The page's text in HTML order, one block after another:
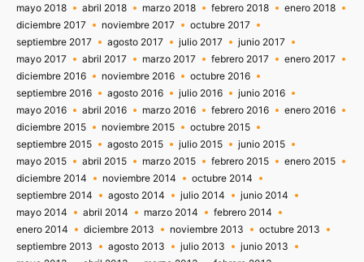
mayo 2018
abril 2018 marzo 2018 febrero 2018
enero 2018
diciembre 2017
noviembre 2017
octubre 2017
septiembre 2017
agosto 2017 julio 2017
junio 2017
mayo 2017
abril 2017 marzo 2017 febrero 2017
enero 2017
diciembre 2016
noviembre 2016
octubre 2016
septiembre 2016
agosto 2016 julio 2016
junio 2016
mayo 2016
abril 2016 marzo 2016 febrero 2016
enero 2016
diciembre 2015
noviembre 2015
octubre 2015
septiembre 2015
agosto 2015 julio 2015
junio 2015
mayo 2015
abril 2015 marzo 2015 febrero 2015
enero 2015
diciembre 2014
noviembre 2014
octubre 2014
septiembre 2014
agosto 2014 julio 2014
junio 2014
mayo 2014
abril 2014 marzo 2014
febrero 2014
enero 2014
diciembre 2013 noviembre 2013
octubre 2013
septiembre 2013
agosto 2013 julio 2013
junio 2013